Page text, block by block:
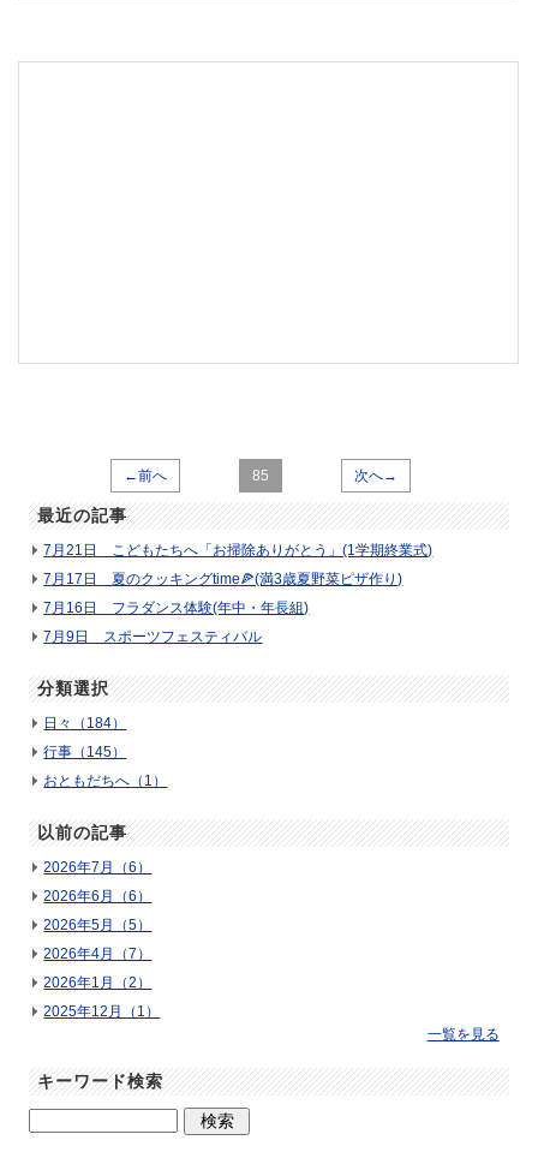
←前へ 85 次へ→
最近の記事
7月21日 こどもたちへ「お掃除ありがとう」(1学期終業式)
7月17日 夏のクッキングtime🍕(満3歳夏野菜ピザ作り)
7月16日 フラダンス体験(年中・年長組)
7月9日 スポーツフェスティバル
分類選択
日々（184）
行事（145）
おともだちへ（1）
以前の記事
2026年7月（6）
2026年6月（6）
2026年5月（5）
2026年4月（7）
2026年1月（2）
2025年12月（1）
一覧を見る
キーワード検索